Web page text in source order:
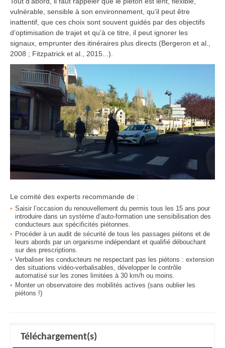
vulnérable, sensible à son environnement, qu’il peut être
inattentif, que ces choix sont souvent guidés par des objectifs
d’optimisation de trajet et qu’à ce titre, il peut ignorer les
signaux, emprunter des itinéraires plus directs (Bergeron et al.,
2008 ; Fitzpatrick et al., 2015...).
Le comité des experts recommande de :
Saisir l’occasion du renouvellement du permis tous les 15 ans pour
introduire dans un système d’auto-formation une sensibilisation des
conducteurs aux spécificités piétonnes.
Procéder à un audit de sécurité de tous les passages piétons et de
leurs abords par un organisme indépendant et qualifié débouchant
sur des prescriptions.
Verbaliser les conducteurs ne respectant pas les piétons : extension
des situations vidéo-verbalisables, développer le contrôle
automatisé sur les zones limitées à 30 km/h ou moins.
Monter un observatoire des mobilités actives (sans oublier les
piétons !)
Téléchargement(s)